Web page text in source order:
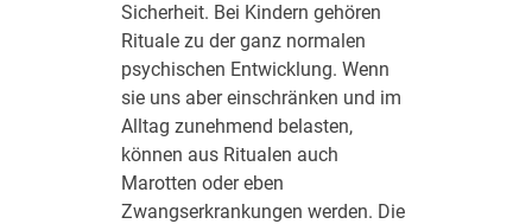
Sicherheit. Bei Kindern gehören
Rituale zu der ganz normalen
psychischen Entwicklung. Wenn
sie uns aber einschränken und im
Alltag zunehmend belasten,
können aus Ritualen auch
Marotten oder eben
Zwangserkrankungen werden. Die